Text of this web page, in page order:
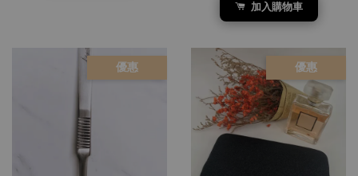
加入購物車
優惠 優惠